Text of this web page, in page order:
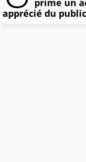
prime un
apprécié du